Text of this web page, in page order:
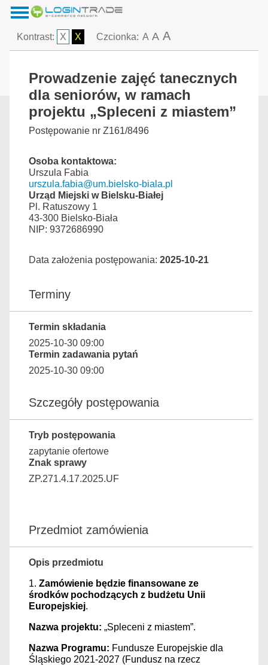
Kontrast: X X Czcionka: A A A
Prowadzenie zajęć tanecznych
dla seniorów, w ramach
projektu „Spleceni z miastem”
Postępowanie nr Z161/8496
Osoba kontaktowa:
Urszula Fabia
urszula.fabia@um.bielsko-biala.pl
Urząd Miejski w Bielsku-Białej
Pl. Ratuszowy 1
43-300 Bielsko-Biała
NIP: 9372686990
Data założenia postępowania: 2025-10-21
Terminy
Termin składania
2025-10-30 09:00
Termin zadawania pytań
2025-10-30 09:00
Szczegóły postępowania
Tryb postępowania
zapytanie ofertowe
Znak sprawy
ZP.271.4.17.2025.UF
Przedmiot zamówienia
Opis przedmiotu
1. Zamówienie będzie finansowane ze
środków pochodzących z budżetu Unii
Europejskiej.
Nazwa projektu: „Spleceni z miastem”.
Nazwa Programu: Fundusze Europejskie dla
Śląskiego 2021-2027 (Fundusz na rzecz